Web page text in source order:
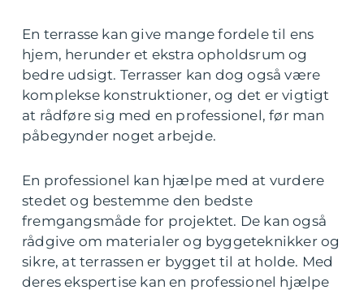
En terrasse kan give mange fordele til ens
hjem, herunder et ekstra opholdsrum og
bedre udsigt. Terrasser kan dog også være
komplekse konstruktioner, og det er vigtigt
at rådføre sig med en professionel, før man
påbegynder noget arbejde.
En professionel kan hjælpe med at vurdere
stedet og bestemme den bedste
fremgangsmåde for projektet. De kan også
rådgive om materialer og byggeteknikker og
sikre, at terrassen er bygget til at holde. Med
deres ekspertise kan en professionel hjælpe